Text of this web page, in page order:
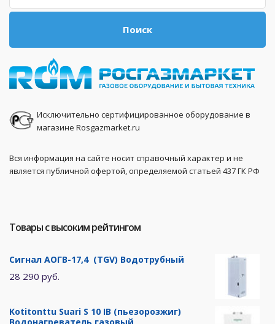
Поиск
Исключительно сертифицированное оборудование в
магазине Rosgazmarket.ru
Вся информация на сайте носит справочный характер и не
является публичной офертой, определяемой статьей 437 ГК РФ
Товары с высоким рейтингом
Сигнал АОГВ-17,4 (TGV) Водотрубный
28 290 руб.
Kotitonttu Suari S 10 IB (пьезорозжиг)